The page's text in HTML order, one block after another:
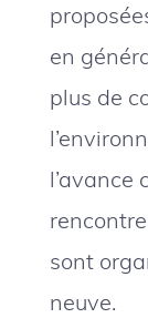
en
plus de
l’avance
sont
neuve.